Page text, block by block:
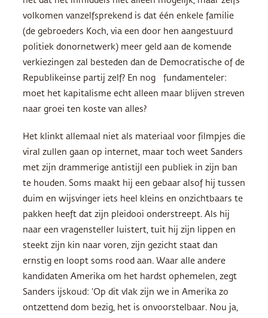
volkomen vanzelfsprekend is dat één enkele familie
(de gebroeders Koch, via een door hen aangestuurd
politiek donornetwerk) meer geld aan de komende
verkiezingen zal besteden dan de Democratische of de
Republikeinse partij zelf? En nog fundamenteler:
moet het kapitalisme echt alleen maar blijven streven
naar groei ten koste van alles?
Het klinkt allemaal niet als materiaal voor filmpjes die
viral zullen gaan op internet, maar toch weet Sanders
met zijn drammerige antistijl een publiek in zijn ban
te houden. Soms maakt hij een gebaar alsof hij tussen
duim en wijsvinger iets heel kleins en onzichtbaars te
pakken heeft dat zijn pleidooi onderstreept. Als hij
naar een vragensteller luistert, tuit hij zijn lippen en
steekt zijn kin naar voren, zijn gezicht staat dan
ernstig en loopt soms rood aan. Waar alle andere
kandidaten Amerika om het hardst ophemelen, zegt
Sanders ijskoud: ‘Op dit vlak zijn we in Amerika zo
ontzettend dom bezig, het is onvoorstelbaar. Nou ja,